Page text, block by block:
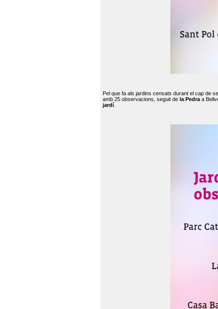
Pel que fa als jardins censats durant el cap de
amb 25 observacions, seguit de la Pedra a
jardí